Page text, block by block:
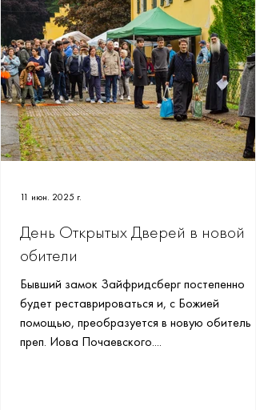
День Открытых Дверей в новой
обители
Бывший замок Зайфридсберг постепенно
будет реставрироваться и, с Божией
помощью, преобразуется в новую обитель
преп. Иова Почаевского....
11 июн. 2025 г.